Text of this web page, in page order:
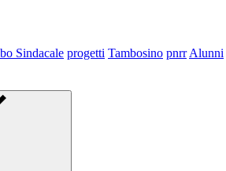
Sindacale progetti Tambosino pnrr Alunni